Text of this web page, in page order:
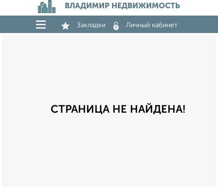
ВЛАДИМИР НЕДВИЖИМОСТЬ
Закладки Личный кабинет
СТРАНИЦА НЕ НАЙДЕНА!